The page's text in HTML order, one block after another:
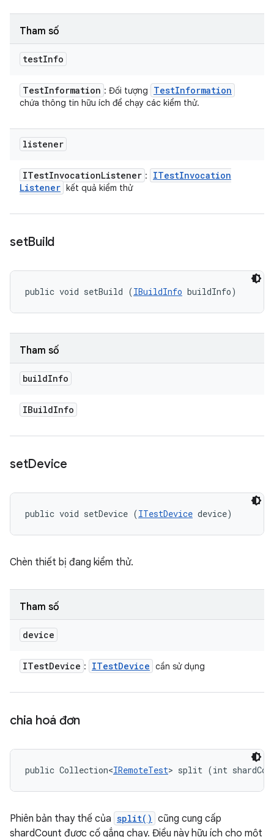
Tham số
testInfo
TestInformation : Đối tượng TestInformation
chứa thông tin hữu ích để chạy các kiểm thử.
listener
ITestInvocationListener : ITestInvocation
Listener kết quả kiểm thử
setBuild
public void setBuild (IBuildInfo buildInfo)
Tham số
buildInfo
IBuildInfo
setDevice
public void setDevice (ITestDevice device)
Chèn thiết bị đang kiểm thử.
Tham số
device
ITestDevice : ITestDevice cần sử dụng
chia hoá đơn
public Collection<IRemoteTest> split (int
Phiên bản thay thế của split() cũng cung cấp
shardCount được cố gắng chạy. Điều này hữu ích cho một